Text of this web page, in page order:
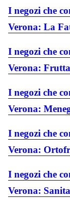
I negozi che
Verona: La
I negozi che
Verona:
I negozi che
Verona:
I negozi che
Verona:
I negozi che
Verona: